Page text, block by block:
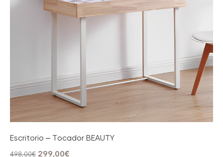
Escritorio – Tocador BEAUTY
498,00€ 299,00€